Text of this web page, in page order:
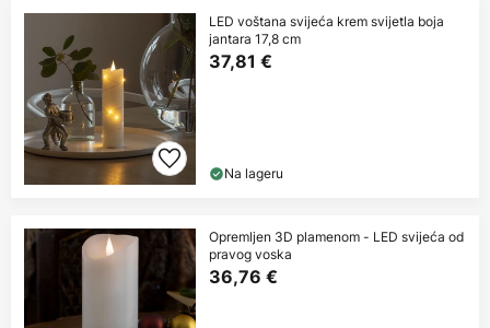
LED voštana svijeća krem svijetla boja
jantara 17,8 cm
37,81 €
Na lageru
Opremljen 3D plamenom - LED svijeća od
pravog voska
36,76 €